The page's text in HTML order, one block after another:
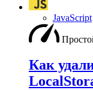
JavaScript
Как